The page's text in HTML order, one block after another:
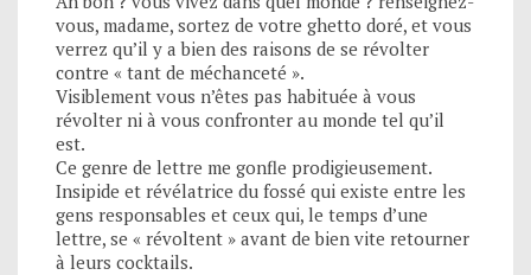
vous, madame, sortez de votre ghetto doré, et vous
verrez qu’il y a bien des raisons de se révolter
contre « tant de méchanceté ».
Visiblement vous n’êtes pas habituée à vous
révolter ni à vous confronter au monde tel qu’il
est.
Ce genre de lettre me gonfle prodigieusement.
Insipide et révélatrice du fossé qui existe entre les
gens responsables et ceux qui, le temps d’une
lettre, se « révoltent » avant de bien vite retourner
à leurs cocktails.